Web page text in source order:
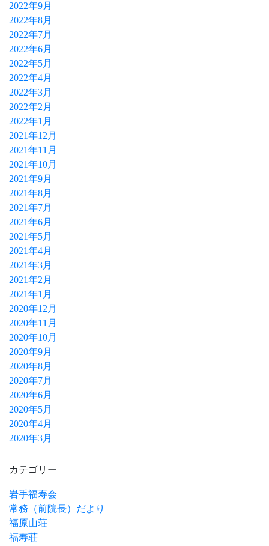
2022年9月
2022年8月
2022年7月
2022年6月
2022年5月
2022年4月
2022年3月
2022年2月
2022年1月
2021年12月
2021年11月
2021年10月
2021年9月
2021年8月
2021年7月
2021年6月
2021年5月
2021年4月
2021年3月
2021年2月
2021年1月
2020年12月
2020年11月
2020年10月
2020年9月
2020年8月
2020年7月
2020年6月
2020年5月
2020年4月
2020年3月
カテゴリー
岩手福寿会
常務（前院長）だより
福原山荘
福寿荘